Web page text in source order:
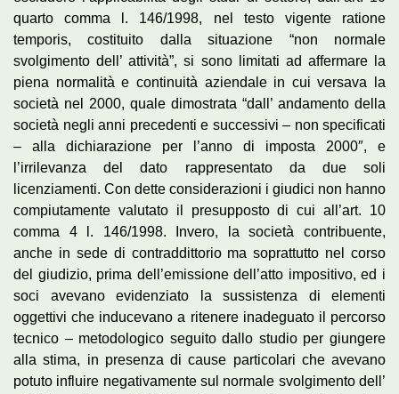
quarto comma l. 146/1998, nel testo vigente ratione
temporis, costituito dalla situazione “non normale
svolgimento dell’ attività”, si sono limitati ad affermare la
piena normalità e continuità aziendale in cui versava la
società nel 2000, quale dimostrata “dall’ andamento della
società negli anni precedenti e successivi – non specificati
– alla dichiarazione per l’anno di imposta 2000″, e
l’irrilevanza del dato rappresentato da due soli
licenziamenti. Con dette considerazioni i giudici non hanno
compiutamente valutato il presupposto di cui all’art. 10
comma 4 l. 146/1998. Invero, la società contribuente,
anche in sede di contraddittorio ma soprattutto nel corso
del giudizio, prima dell’emissione dell’atto impositivo, ed i
soci avevano evidenziato la sussistenza di elementi
oggettivi che inducevano a ritenere inadeguato il percorso
tecnico – metodologico seguito dallo studio per giungere
alla stima, in presenza di cause particolari che avevano
potuto influire negativamente sul normale svolgimento dell’